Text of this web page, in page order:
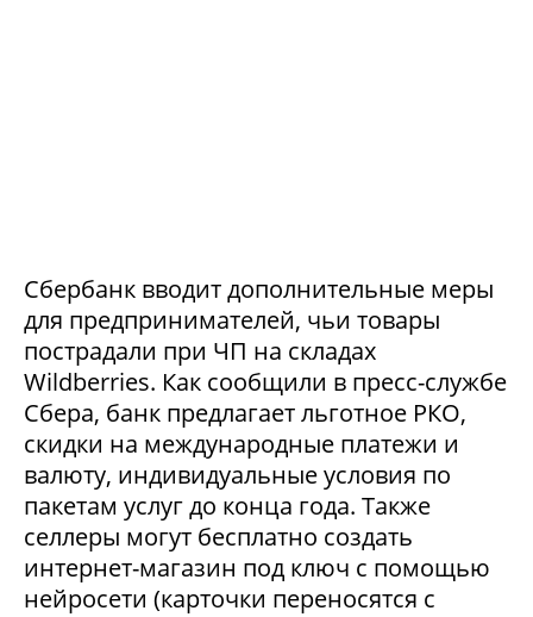
Сбербанк вводит дополнительные меры
для предпринимателей, чьи товары
пострадали при ЧП на складах
Wildberries. Как сообщили в пресс-службе
Сбера, банк предлагает льготное РКО,
скидки на международные платежи и
валюту, индивидуальные условия по
пакетам услуг до конца года. Также
селлеры могут бесплатно создать
интернет-магазин под ключ с помощью
нейросети (карточки переносятся с